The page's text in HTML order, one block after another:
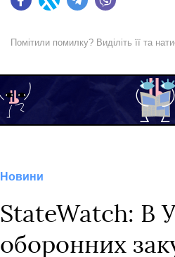
FacebookTwitter Telegram
Помітили помилку? Виділіть її та
Новини
StateWatch: В
оборонних